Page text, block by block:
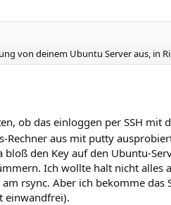
von deinem Ubuntu Server aus, in
ob das einloggen per SSH
Rechner aus mit putty
den Key auf den Ubuntu-
Ich wollte halt nicht
rsync. Aber ich bekomme
einwandfrei).